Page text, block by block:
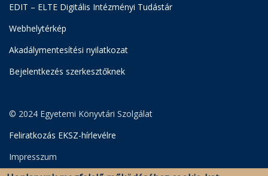
EDIT – ELTE Digitális Intézményi Tudástár
Webhelytérkép
Akadálymentesítési nyilatkozat
Bejelentkezés szerkesztőknek
© 2024 Egyetemi Könyvtári Szolgálat
Feliratkozás EKSZ-hírlevélre
Impresszum